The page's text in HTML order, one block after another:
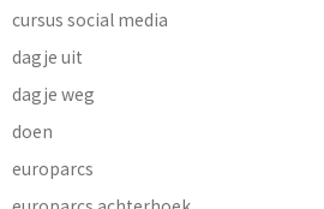
cursus social media
dagje uit
dagje weg
doen
europarcs